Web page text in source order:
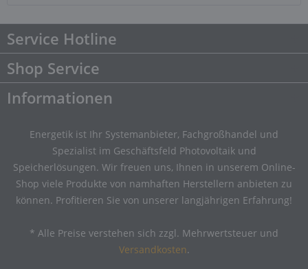
Service Hotline
Shop Service
Informationen
Energetik ist Ihr Systemanbieter, Fachgroßhandel und
Spezialist im Geschäftsfeld Photovoltaik und
Speicherlösungen. Wir freuen uns, Ihnen in unserem Online-
Shop viele Produkte von namhaften Herstellern anbieten zu
können. Profitieren Sie von unserer langjährigen Erfahrung!
* Alle Preise verstehen sich zzgl. Mehrwertsteuer und
Versandkosten.